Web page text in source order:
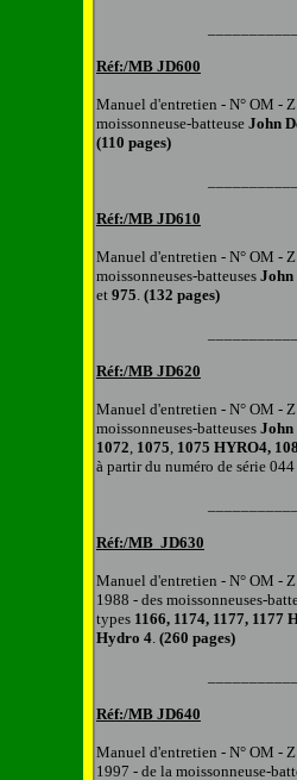
Réf:/MB JD600
Manuel d'entretien - N° OM -
moissonneuse-batteuse John
(110 pages)
Réf:/MB JD610
Manuel d'entretien - N° OM -
moissonneuses-batteuses John
et 975. (132 pages)
Réf:/MB JD620
Manuel d'entretien - N° OM -
moissonneuses-batteuses John
1072, 1075, 1075 HYRO4,
à partir du numéro de série
Réf:/MB JD630
Manuel d'entretien - N° OM -
1988 - des moissonneuses-
types 1166, 1174, 1177, 1177
Hydro 4. (260 pages)
Réf:/MB JD640
Manuel d'entretien - N° OM -
1997 - de la moissonneuse-